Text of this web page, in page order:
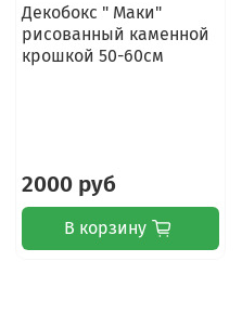
Декобокс " Маки"
рисованный каменной
крошкой 50-60см
2000 руб
В корзину